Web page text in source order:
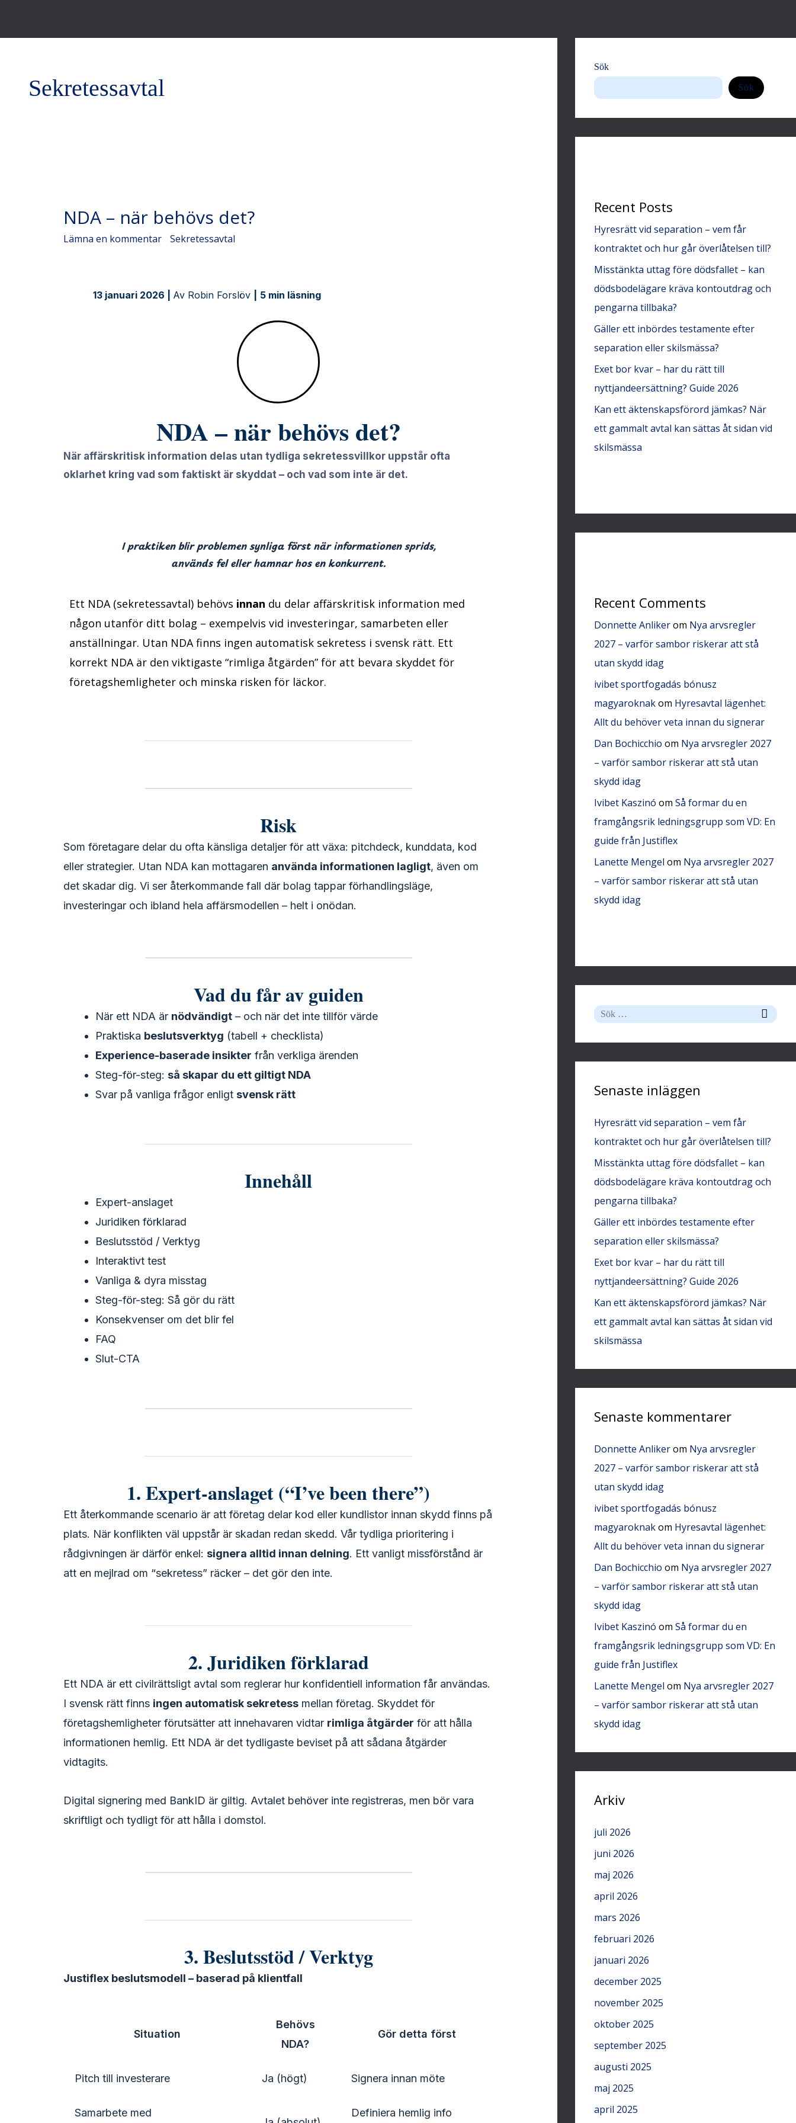
Sekretessavtal
NDA – när behövs det?
Lämna en kommentar Sekretessavtal
13 januari 2026 | Av Robin Forslöv 5 min läsning
NDA – när behövs det?
När affärskritisk information delas utan tydliga sekretessvillkor uppstår ofta
oklarhet kring vad som faktiskt är skyddat – och vad som inte är det.
I praktiken blir problemen synliga först när informationen sprids,
används fel eller hamnar hos en konkurrent.
Ett NDA (sekretessavtal) behövs innan du delar affärskritisk information med
någon utanför ditt bolag – exempelvis vid investeringar, samarbeten eller
anställningar. Utan NDA finns ingen automatisk sekretess i svensk rätt. Ett
korrekt NDA är den viktigaste “rimliga åtgärden” för att bevara skyddet för
företagshemligheter och minska risken för läckor.
Risk
Som företagare delar du ofta känsliga detaljer för att växa: pitchdeck, kunddata, kod
eller strategier. Utan NDA kan mottagaren använda informationen lagligt, även om
det skadar dig. Vi ser återkommande fall där bolag tappar förhandlingsläge,
investeringar och ibland hela affärsmodellen – helt i onödan.
Vad du får av guiden
När ett NDA är nödvändigt– och när det inte tillför värde
Praktiska beslutsverktyg (tabell + checklista)
Experience-baserade insikter från verkliga ärenden
Steg-för-steg: så skapar du ett giltigt NDA
Svar på vanliga frågor enligt svensk rätt
Innehåll
Expert-anslaget
Juridiken förklarad
Beslutsstöd / Verktyg
Interaktivt test
Vanliga & dyra misstag
Steg-för-steg: Så gör du rätt
Konsekvenser om det blir fel
FAQ
Slut-CTA
1. Expert-anslaget (“I’ve been there”)
Ett återkommande scenario är att företag delar kod eller kundlistor innan skydd finns på
plats. När konflikten väl uppstår är skadan redan skedd. Vår tydliga prioritering i
rådgivningen är därför enkel: signera alltid innan delning. Ett vanligt missförstånd är
att en mejlrad om “sekretess” räcker – det gör den inte.
2. Juridiken förklarad
Ett NDA är ett civilrättsligt avtal som reglerar hur konfidentiell information får användas.
I svensk rätt finns ingen automatisk sekretessmellan företag. Skyddet för
företagshemligheter förutsätter att innehavaren vidtar rimliga åtgärder för att hålla
informationen hemlig. Ett NDA är det tydligaste beviset på att sådana åtgärder
vidtagits.
Digital signering med BankID är giltig. Avtalet behöver inte registreras, men bör vara
skriftligt och tydligt för att hålla i domstol.
3. Beslutsstöd / Verktyg
Justiflex beslutsmodell – baserad på klientfall
Situation
Behövs
NDA?
Gör detta först
Pitch till investerare Ja (högt) Signera innan möte
Samarbete med Definiera hemlig info
–
när
Sök
Sök
Recent Posts
Hyresrätt vid separation – vem får
kontraktet och hur går överlåtelsen till?
Misstänkta uttag före dödsfallet – kan
dödsbodelägare kräva kontoutdrag och
pengarna tillbaka?
Gäller ett inbördes testamente efter
separation eller skilsmässa?
Exet bor kvar – har du rätt till
nyttjandeersättning? Guide 2026
Kan ett äktenskapsförord jämkas? När
ett gammalt avtal kan sättas åt sidan vid
skilsmässa
Recent Comments
Donnette Anlikerom Nya arvsregler
2027 – varför sambor riskerar att stå
utan skydd idag
ivibet sportfogadás bónusz
magyaroknakom Hyresavtal lägenhet:
Allt du behöver veta innan du signerar
Dan Bochicchio om Nya arvsregler 2027
– varför sambor riskerar att stå utan
skydd idag
Ivibet Kaszinó om Så formar du en
framgångsrik ledningsgrupp som VD: En
guide från Justiflex
Lanette Mengel om Nya arvsregler 2027
– varför sambor riskerar att stå utan
skydd idag
S
f
:
Senaste inläggen
Hyresrätt vid separation – vem får
kontraktet och hur går överlåtelsen till?
Misstänkta uttag före dödsfallet – kan
dödsbodelägare kräva kontoutdrag och
pengarna tillbaka?
Gäller ett inbördes testamente efter
separation eller skilsmässa?
Exet bor kvar – har du rätt till
nyttjandeersättning? Guide 2026
Kan ett äktenskapsförord jämkas? När
ett gammalt avtal kan sättas åt sidan vid
skilsmässa
Senaste kommentarer
Donnette Anlikerom Nya arvsregler
2027 – varför sambor riskerar att stå
utan skydd idag
ivibet sportfogadás bónusz
magyaroknakom Hyresavtal lägenhet:
Allt du behöver veta innan du signerar
Dan Bochicchio om Nya arvsregler 2027
– varför sambor riskerar att stå utan
skydd idag
Ivibet Kaszinó om Så formar du en
framgångsrik ledningsgrupp som VD: En
guide från Justiflex
Lanette Mengel om Nya arvsregler 2027
– varför sambor riskerar att stå utan
skydd idag
Arkiv
juli 2026
juni 2026
maj 2026
april 2026
mars 2026
februari 2026
januari 2026
december 2025
november 2025
oktober 2025
september 2025
augusti 2025
maj 2025
april 2025